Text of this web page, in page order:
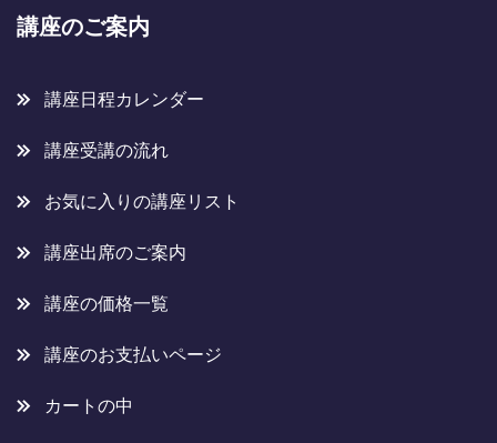
講座のご案内
講座日程カレンダー
講座受講の流れ
お気に入りの講座リスト
講座出席のご案内
講座の価格一覧
講座のお支払いページ
カートの中